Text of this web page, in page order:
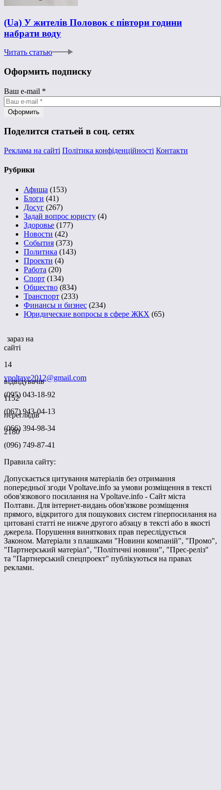
(Ua) У жителів Половок є півтори години
набрати воду
Читать статью
Оформить подписку
Ваш e-mail *
Поделится статьей в соц. сетях
Реклама на сайті Політика конфіденційності Контакти
Рубрики
Афиша (153)
Блоги (41)
Досуг (267)
Задай вопрос юристу (4)
Здоровье (177)
Новости (42)
События (373)
Политика (143)
Проекти (4)
Работа (20)
Спорт (134)
Общество (834)
Транспорт (233)
Финансы и бизнес (234)
Юридические вопросы в сфере ЖКХ (65)
зараз на
сайті
14
відвідувачів
1152
переглядів
2180
vpoltave2012@gmail.com
(095) 043-18-92
(067) 943-04-13
(066) 394-98-34
(096) 749-87-41
Правила сайту:
Допускається цитування матеріалів без отримання
попередньої згоди Vpoltave.info за умови розміщення в тексті
обов'язкового посилання на Vpoltave.info - Сайт міста
Полтави. Для інтернет-видань обов'язкове розміщення
прямого, відкритого для пошукових систем гіперпосилання на
цитовані статті не нижче другого абзацу в тексті або в якості
джерела. Порушення виняткових прав переслідується
Законом. Матеріали з плашками "Новини компаній", "Промо",
"Партнерський матеріал", "Політичні новини", "Прес-реліз"
та "Партнерський спецпроект" публікуються на правах
реклами.